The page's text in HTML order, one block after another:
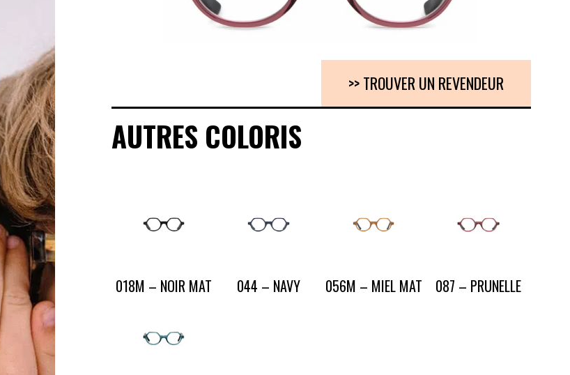
POINTS DE VENTE
CONTACT
NOUS CONTACTER PRESSE & PARTENARIATS
>> TROUVER UN REVENDEUR
AUTRES COLORIS
018M – NOIR MAT 044 – NAVY 056M – MIEL MAT 087 – PRUNELLE